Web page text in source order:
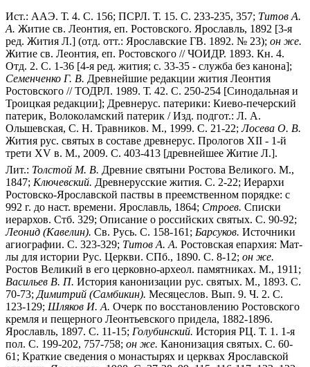
Ист.: ААЭ. Т. 4. С. 156; ПСРЛ. Т. 15. С. 233-235, 357; Титов А.
А. Житие св. Леонтия, еп. Ростовского. Ярославль, 1892 [3-я
ред. Жития Л.] (отд. отт.: Ярославские ГВ. 1892. № 23); он же.
Житие св. Леонтия, еп. Ростовского // ЧОИДР. 1893. Кн. 4.
Отд. 2. С. 1-36 [4-я ред. жития; с. 33-35 - служба без канона];
Семенченко Г. В. Древнейшие редакции жития Леонтия
Ростовского // ТОДРЛ. 1989. Т. 42. С. 250-254 [Синодальная и
Троицкая редакции]; Древнерус. патерики: Киево-печерский
патерик, Волоколамский патерик / Изд. подгот.: Л. А.
Ольшевская, С. Н. Травников. М., 1999. С. 21-22;Лосева О. В.
Жития рус. святых в составе древнерус. Прологов XII - 1-й
трети XV в. М., 2009. С. 403-413 [древнейшее Житие Л.].
Лит.: Толстой М. В. Древние святыни Ростова Великого. М.,
1847; Ключевский. Древнерусские жития. С. 2-22; Иерархи
Ростовско-Ярославской паствы в преемственном порядке: с
992 г. до наст. времени. Ярославль, 1864; Строев. Списки
иерархов. Стб. 329; Описание о российских святых. С. 90-92;
Леонид (Кавелин). Св. Русь. С. 158-161; Барсуков. Источники
агиографии. С. 323-329; Титов А. А. Ростовская епархия: Мат-
лы для истории Рус. Церкви. СПб., 1890. С. 8-12; он же.
Ростов Великий в его церковно-археол. памятниках. М., 1911;
Васильев В. П. История канонизации рус. святых. М., 1893. С.
70-73; Димитрий (Самбикин). Месяцеслов. Вып. 9. Ч. 2. С.
123-129; Шляков И. А. Очерк по восстановлению Ростовского
кремля и пещерного Леонтьевского придела, 1882-1896.
Ярославль, 1897. С. 11-15; Голубинский. История РЦ. Т. 1. 1-я
пол. С. 199-202, 757-758; он же. Канонизация святых. С. 60-
61; Краткие сведения о монастырях и церквах Ярославской